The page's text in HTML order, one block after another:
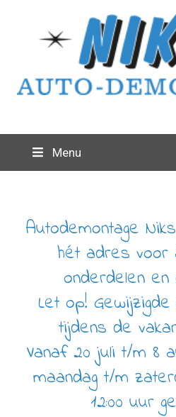
Menu
Autodemontage
hét adres voor
onderdelen en
Let op!
tijdens de
Vanaf 20 juli t/m 8
maandag t/m
12:00 uur